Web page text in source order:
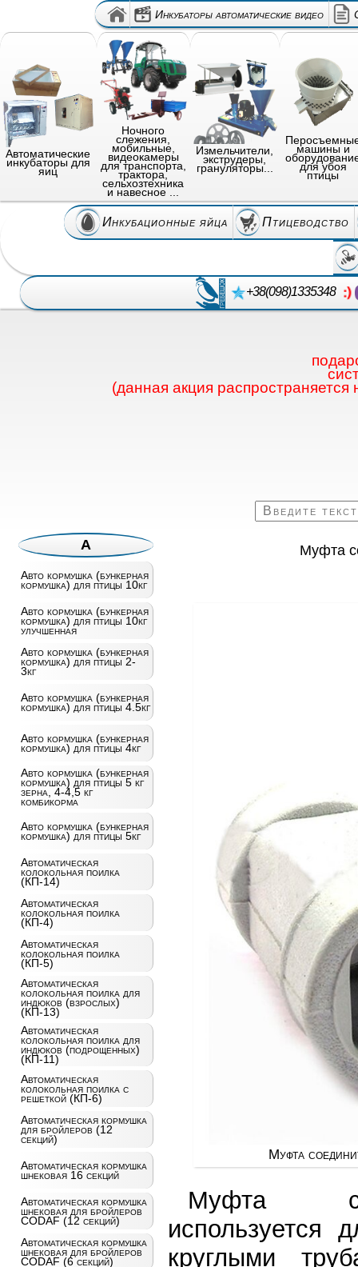
Инкубаторы автоматические видео
Автоматические
инкубаторы для
яиц
Ночного
слежения,
мобильные,
видеокамеры
для транспорта,
трактора,
сельхозтехника
и навесное ...
Измельчители,
экструдеры,
грануляторы...
машины и
для убоя
птицы
Инкубационные яйца Птицеводство
+38(098)1335348
(данная акция
А
Авто кормушка (бункерная
кормушка) для птицы 10кг
Авто кормушка (бункерная
кормушка) для птицы 10кг
улучшенная
Авто кормушка (бункерная
кормушка) для птицы 2-
3кг
Авто кормушка (бункерная
кормушка) для птицы 4.5кг
Авто кормушка (бункерная
кормушка) для птицы 4кг
Авто кормушка (бункерная
кормушка) для птицы 5 кг
зерна, 4-4,5 кг
комбикорма
Авто кормушка (бункерная
кормушка) для птицы 5кг
Автоматическая
колокольная поилка
(КП-14)
Автоматическая
колокольная поилка
(КП-4)
Автоматическая
колокольная поилка
(КП-5)
Автоматическая
колокольная поилка для
индюков (взрослых)
(КП-13)
Автоматическая
колокольная поилка для
индюков (подрощенных)
(КП-11)
Автоматическая
колокольная поилка с
решеткой (КП-6)
Автоматическая кормушка
для бройлеров (12
секций)
Автоматическая кормушка
шнековая 16 секций
Автоматическая кормушка
шнековая для бройлеров
CODAF (12 секций)
Автоматическая кормушка
шнековая для бройлеров
CODAF (6 секций)
Муфта
Муфта
Муфта
используется
круглыми